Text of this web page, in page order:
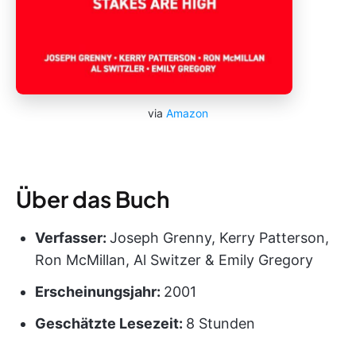
via Amazon
Über das Buch
Verfasser: Joseph Grenny, Kerry Patterson,
Ron McMillan, Al Switzer & Emily Gregory
Erscheinungsjahr: 2001
Geschätzte Lesezeit: 8 Stunden